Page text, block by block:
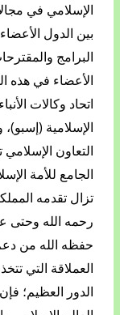
الإسلامي في
بين الدول
البرامج
الأعضاء في هذه
اتحاد وكالات
الإسلامية
التعاون
الجامع للأمة
تزال تقدمه
رحمه الله وحتى
حفظه الله من
العملاقة التي
الدور العظيم؛